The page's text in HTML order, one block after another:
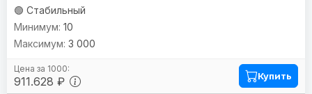
🟢 Стабильный
911.628 ₽
10
3 000
Купить